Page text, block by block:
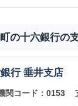
の十六銀行の
行 垂井支店
関コード： 0153